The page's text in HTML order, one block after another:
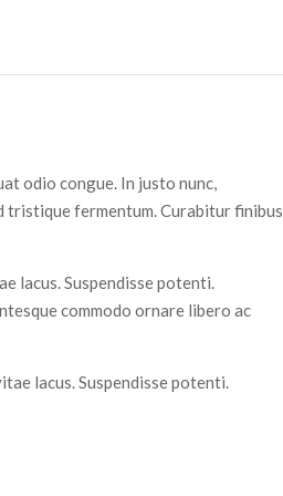
odio congue. In justo nunc,
tristique fermentum. Curabitur finibus
lacus. Suspendisse potenti.
commodo ornare libero ac
lacus. Suspendisse potenti.